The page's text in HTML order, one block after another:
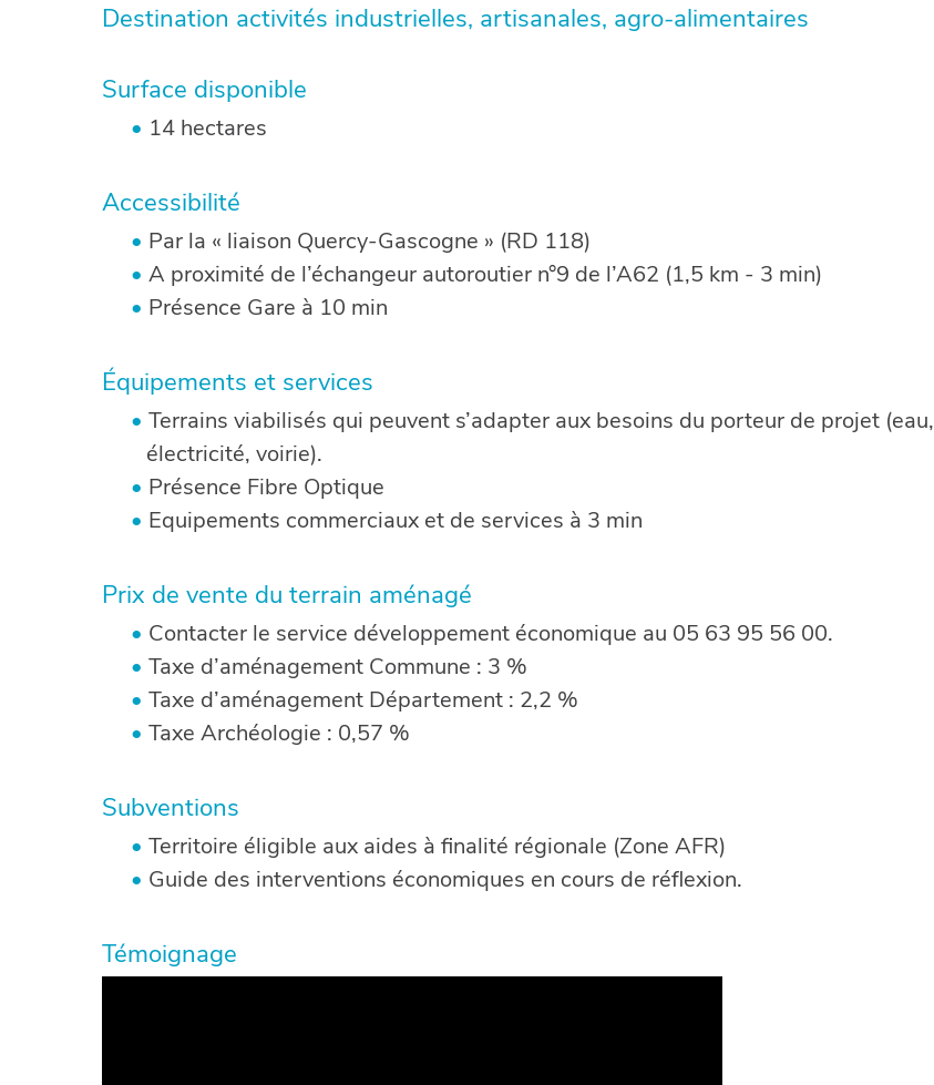
Destination activités industrielles, artisanales, agro-alimentaires
Surface disponible
14 hectares
Accessibilité
Par la « liaison Quercy-Gascogne » (RD 118)
A proximité de l’échangeur autoroutier n°9 de l’A62 (1,5 km - 3 min)
Présence Gare à 10 min
Équipements et services
Terrains viabilisés qui peuvent s’adapter aux besoins du porteur de projet (eau,
électricité, voirie).
Présence Fibre Optique
Equipements commerciaux et de services à 3 min
Prix de vente du terrain aménagé
Contacter le service développement économique au 05 63 95 56 00.
Taxe d’aménagement Commune : 3 %
Taxe d’aménagement Département : 2,2 %
Taxe Archéologie : 0,57 %
Subventions
Territoire éligible aux aides à finalité régionale (Zone AFR)
Guide des interventions économiques en cours de réflexion.
Témoignage